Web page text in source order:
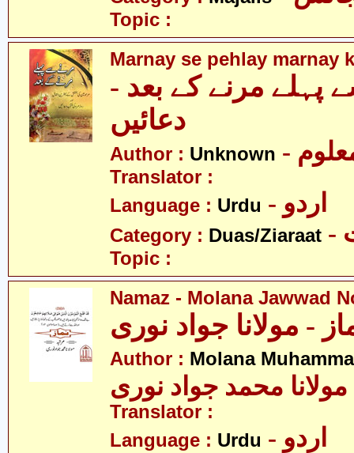
Topic :
Marnay se pehlay marnay
پہلے مرنے کے بعد -
دعائیں
Author : Unknown معلوم
Translator :
Language : Urdu - اردو
Category : Duas/Ziaraat
Topic :
Namaz - Molana Jawwad
- مولانا جواد نوری
Author : Molana
مولانا محمد جواد نوری
Translator :
Language : Urdu - اردو